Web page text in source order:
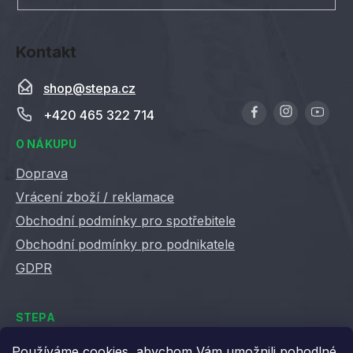
y
Kontakt
shop@stepa.cz
+420 465 322 714
O NÁKUPU
Doprava
Vrácení zboží / reklamace
Obchodní podmínky pro spotřebitele
Obchodní podmínky pro podnikatele
GDPR
STEPA
Kontakty